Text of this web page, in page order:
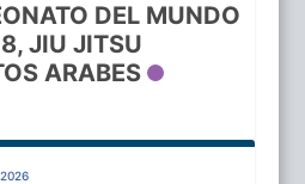
DEL MUNDO
JIU JITSU
ARABES